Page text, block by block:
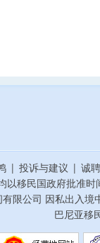
| 投诉与建议 | 诚
以移民国政府批准
限公司 因私出入
巴尼亚移